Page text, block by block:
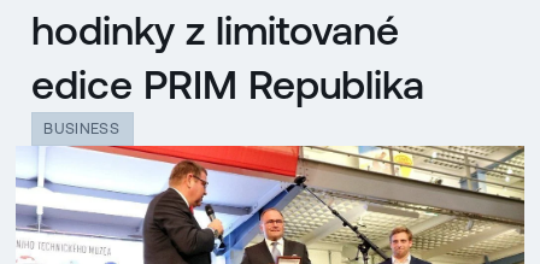
hodinky z limitované
edice PRIM Republika
BUSINESS